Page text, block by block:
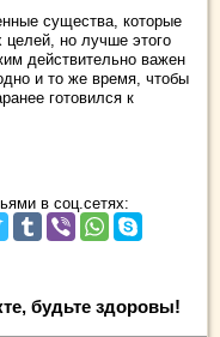
существа, которые
целей, но лучше этого
действительно важен
и то же время, чтобы
готовился к
в соц.сетях:
будьте здоровы!